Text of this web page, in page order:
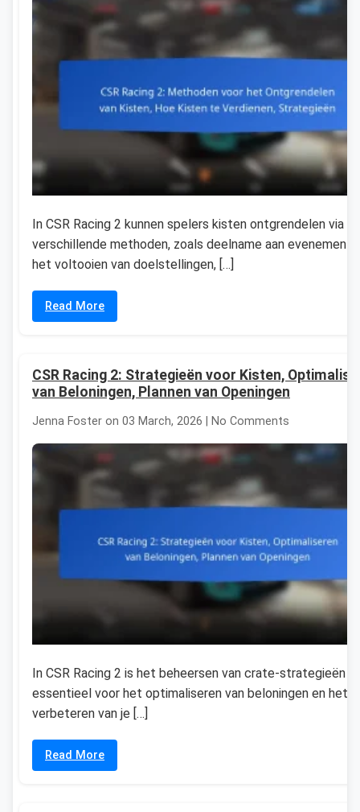
In CSR Racing 2 kunnen spelers kisten ontgrendelen via
verschillende methoden, zoals deelname aan
het voltooien van doelstellingen, […]
Read More
CSR Racing 2: Strategieën voor Kisten,
van Beloningen, Plannen van Openingen
Jenna Foster on 03 March, 2026 | No Comments
In CSR Racing 2 is het beheersen van crate-strategieën
essentieel voor het optimaliseren van beloningen en het
verbeteren van je […]
Read More